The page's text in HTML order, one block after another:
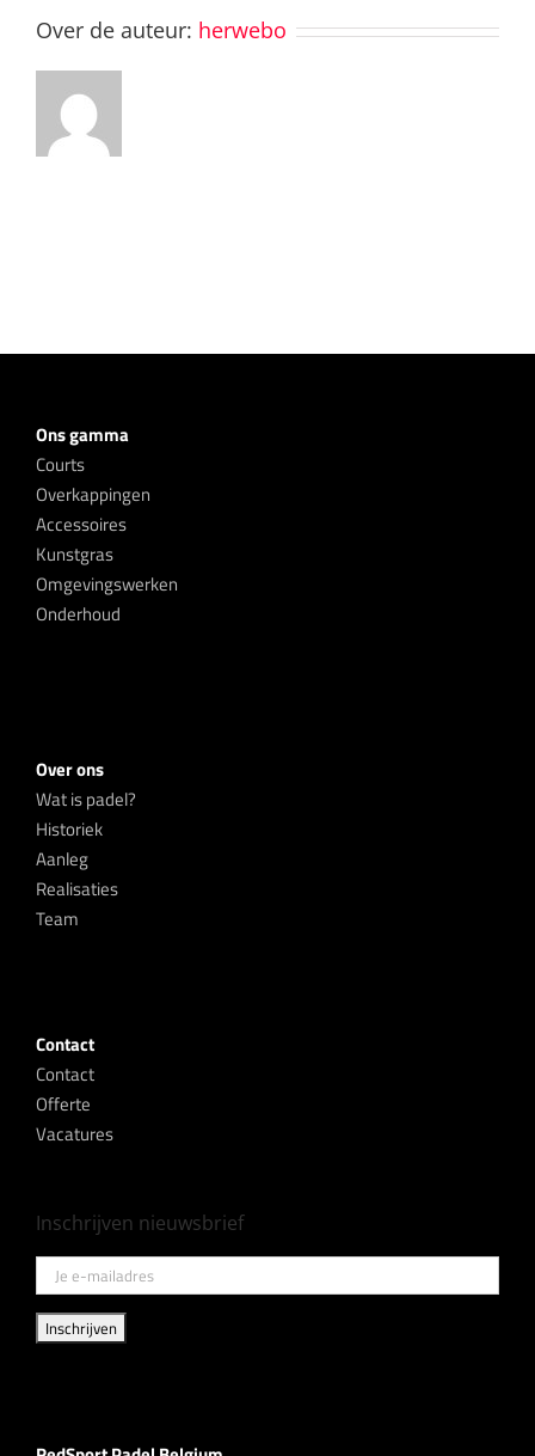
Over de auteur: herwebo
Ons gamma
Courts
Overkappingen
Accessoires
Kunstgras
Omgevingswerken
Onderhoud
Over ons
Wat is padel?
Historiek
Aanleg
Realisaties
Team
Contact
Contact
Offerte
Vacatures
Inschrijven nieuwsbrief